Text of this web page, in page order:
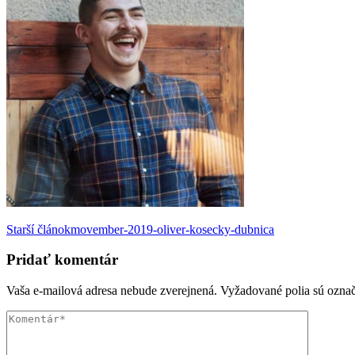
Navigácia
v
Starší článokmovember-2019-oliver-kosecky-dubnica
Pridať komentár
Vaša e-mailová adresa nebude zverejnená. Vyžadované polia sú